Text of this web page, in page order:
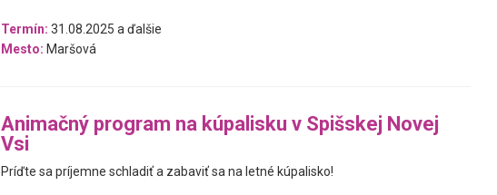
Termín: 31.08.2025 a ďalšie
Mesto: Maršová
Animačný program na kúpalisku v Spišskej Novej
Vsi
Príďte sa príjemne schladiť a zabaviť sa na letné kúpalisko!